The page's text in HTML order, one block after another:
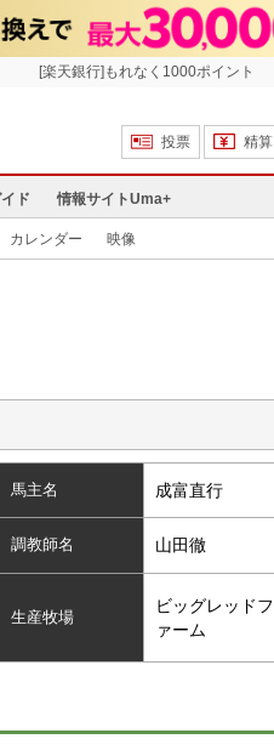
[楽天銀行]もれなく1000ポイント
投票
精算
ド 情報サイトUma+
カレンダー 映像
馬主名 成富直行
調教師名 山田徹
生産牧場
ビッグレッドフ
ァーム